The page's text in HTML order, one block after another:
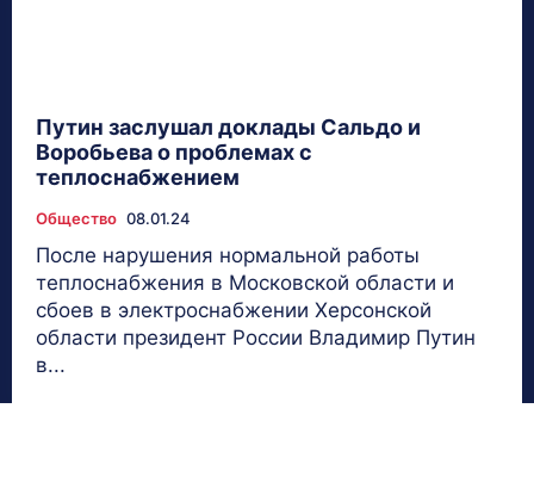
Путин заслушал доклады Сальдо и
Воробьева о проблемах с
теплоснабжением
Общество 08.01.24
После нарушения нормальной работы
теплоснабжения в Московской области и
сбоев в электроснабжении Херсонской
области президент России Владимир Путин
в...